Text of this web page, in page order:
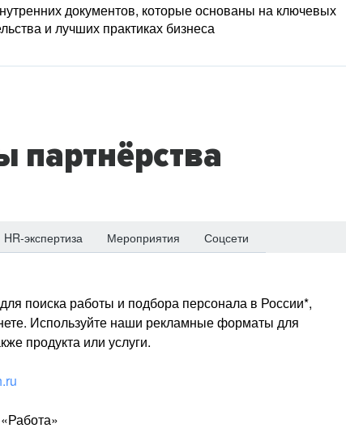
документов, которые основаны на ключевых
и лучших практиках бизнеса
партнёрства
HR-экспертиза Мероприятия Соцсети
поиска работы и подбора персонала в России*,
Используйте наши рекламные форматы для
продукта или услуги.